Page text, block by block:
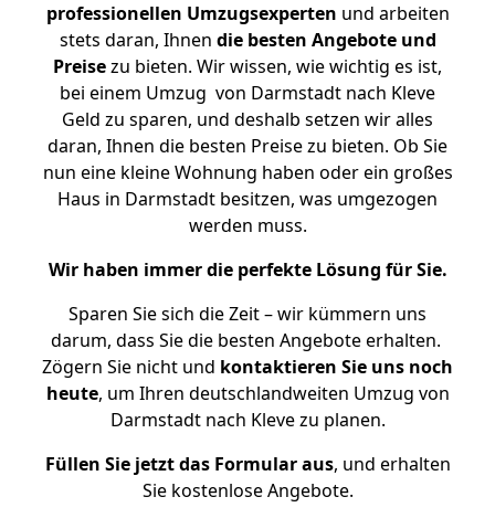
professionellen Umzugsexperten und arbeiten
stets daran, Ihnen die besten Angebote und
Preisezu bieten. Wir wissen, wie wichtig es ist,
bei einem Umzug von Darmstadt nach Kleve
Geld zu sparen, und deshalb setzen wir alles
daran, Ihnen die besten Preise zu bieten. Ob Sie
nun eine kleine Wohnung haben oder ein großes
Haus in Darmstadt besitzen, was umgezogen
werden muss.
Wir haben immer die perfekte Lösung für Sie.
Sparen Sie sich die Zeit – wir kümmern uns
darum, dass Sie die besten Angebote erhalten.
Zögern Sie nicht und kontaktieren Sie uns noch
heute, um Ihren deutschlandweiten Umzug von
Darmstadt nach Kleve zu planen.
Füllen Sie jetzt das Formular aus, und erhalten
Sie kostenlose Angebote.